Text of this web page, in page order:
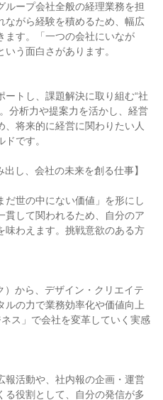
ループ会社全般の経理業務を担
ながら経験を積めるため、幅広
ます。「一つの会社にいなが
う面白さがあります。
トし、課題解決に取り組む“社
分析力や提案力を活かし、経営
、将来的に経営に関わりたい人
です。
し、会社の未来を創る仕事】
だ世の中にない価値」を形にし
貫して関われるため、自分のア
味わえます。挑戦意欲のある方
から、デザイン・クリエイテ
ルの力で業務効率化や価値向上
ス」で会社を変革していく実感
報活動や、社内報の企画・運営
る役割として、自分の発信が多